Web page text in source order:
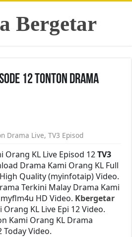
Bergetar
12 Tonton Drama
Drama Live,TV3 Episod
Orang KL Live Episod 12TV3
Drama Kami Orang KL Full
Quality (myinfotaip) Video.
Terkini Malay Drama Kami
HD Video. Kbergetar
KL Live Epi 12 Video.
Kami Orang KL Drama
Today Video.